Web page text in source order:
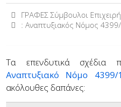
ΓΡΑΦΕΣ Σύμβουλοι
: Αναπτυξιακός Νόμος
Τα επενδυτικά σχέδια
Αναπτυξιακό Νόμο 4399/
ακόλουθες δαπάνες: